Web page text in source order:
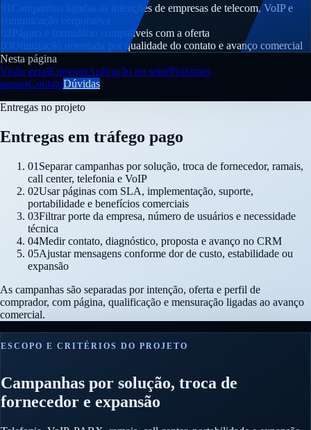
Campanhas ligadas às intenções de empresas de telecom, VoIP e
Página e formulário compatíveis com a oferta
Otimização orientada por qualidade do contato e avanço comercial
Nesta página
Visão geralEntregasAplicação no setorPróximos
passosContatoDúvidas
Entregas no projeto
Entregas em tráfego pago
01 Separar campanhas por solução, troca de fornecedor, ramais,
call center, telefonia e VoIP
02Usar páginas com SLA, implementação, suporte,
portabilidade e benefícios comerciais
03Filtrar porte da empresa, número de usuários e necessidade
técnica
04Medir contato, diagnóstico, proposta e avanço no CRM
05Ajustar mensagens conforme dor de custo, estabilidade ou
expansão
As campanhas são separadas por intenção, oferta e perfil de
comprador, com página, qualificação e mensuração ligadas ao avanço
comercial.
ESCOPO E CRITÉRIOS DO PROJETO
Campanhas por solução, troca de
fornecedor e expansão